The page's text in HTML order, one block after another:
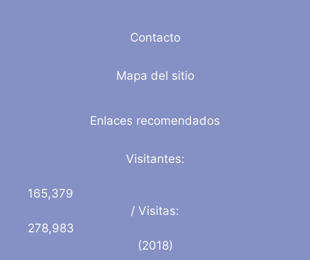
Contacto
Mapa del sitio
Enlaces recomendados
Visitantes:
165,379
/ Visitas:
278,983
(2018)